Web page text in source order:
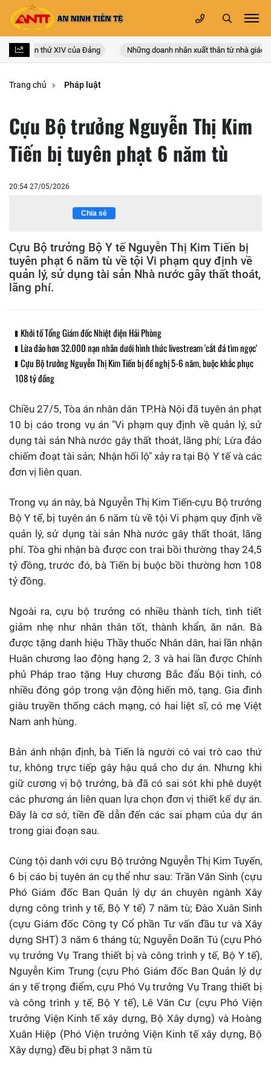
lần thứ XIV của Đảng Những doanh nhân xuất thân từ nhà giáo
Trang chủ Pháp luật
Cựu Bộ trưởng Nguyễn Thị Kim
Tiến bị tuyên phạt 6 năm tù
20:54 27/05/2026
Chia sẻ
Cựu Bộ trưởng Bộ Y tế Nguyễn Thị Kim Tiến bị
tuyên phạt 6 năm tù về tội Vi phạm quy định về
quản lý, sử dụng tài sản Nhà nước gây thất thoát,
lãng phí.
Khởi tố Tổng Giám đốc Nhiệt điện Hải Phòng
Lừa đảo hơn 32.000 nạn nhân dưới hình thức livestream 'cắt đá tìm ngọc'
Cựu Bộ trưởng Nguyễn Thị Kim Tiến bị đề nghị 5-6 năm, buộc khắc phục
108 tỷ đồng
Chiều 27/5, Tòa án nhân dân TP.Hà Nội đã tuyên án phạt
10 bị cáo trong vụ án "Vi phạm quy định về quản lý, sử
dụng tài sản Nhà nước gây thất thoát, lãng phí; Lừa đảo
chiếm đoạt tài sản; Nhận hối lộ" xảy ra tại Bộ Y tế và các
đơn vị liên quan.
Trong vụ án này, bà Nguyễn Thị Kim Tiến-cựu Bộ trưởng
Bộ Y tế, bị tuyên án 6 năm tù về tội Vi phạm quy định về
quản lý, sử dụng tài sản Nhà nước gây thất thoát, lãng
phí. Tòa ghi nhận bà được con trai bồi thường thay 24,5
tỷ đồng, trước đó, bà Tiến bị buộc bồi thường hơn 108
tỷ đồng.
Ngoài ra, cựu bộ trưởng có nhiều thành tích, tình tiết
giảm nhẹ như nhân thân tốt, thành khẩn, ăn năn. Bà
được tặng danh hiệu Thầy thuốc Nhân dân, hai lần nhận
Huân chương lao động hạng 2, 3 và hai lần được Chính
phủ Pháp trao tặng Huy chương Bắc đẩu Bội tinh, có
nhiều đóng góp trong vận động hiến mô, tạng. Gia đình
giàu truyền thống cách mạng, có hai liệt sĩ, có mẹ Việt
Nam anh hùng.
Bản ánh nhận định, bà Tiến là người có vai trò cao thứ
tư, không trực tiếp gây hậu quả cho dự án. Nhưng khi
giữ cương vị bộ trưởng, bà đã có sai sót khi phê duyệt
các phương án liên quan lựa chọn đơn vị thiết kế dự án.
Đây là cơ sở, tiền đề dẫn đến các sai phạm của dự án
trong giai đoạn sau.
Cùng tội danh với cựu Bộ trưởng Nguyễn Thị Kim Tuyến,
6 bị cáo bị tuyên án cụ thể như sau: Trần Văn Sinh (cựu
Phó Giám đốc Ban Quản lý dự án chuyên ngành Xây
dựng công trình y tế, Bộ Y tế) 7 năm tù; Đào Xuân Sinh
(cựu Giám đốc Công ty Cổ phần Tư vấn đầu tư và Xây
dựng SHT) 3 năm 6 tháng tù; Nguyễn Doãn Tú (cựu Phó
vụ trưởng Vụ Trang thiết bị và công trình y tế, Bộ Y tế),
Nguyễn Kim Trung (cựu Phó Giám đốc Ban Quản lý dự
án y tế trọng điểm, cựu Phó Vụ trưởng Vụ Trang thiết bị
và công trình y tế, Bộ Y tế), Lê Văn Cư (cựu Phó Viện
trưởng Viện Kinh tế xây dựng, Bộ Xây dựng) và Hoàng
Xuân Hiệp (Phó Viện trưởng Viện Kinh tế xây dựng, Bộ
Xây dựng) đều bị phạt 3 năm tù